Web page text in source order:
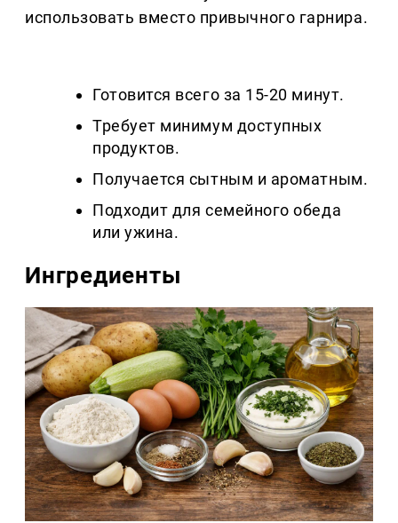
использовать вместо привычного гарнира.
Готовится всего за 15-20 минут.
Требует минимум доступных
продуктов.
Получается сытным и ароматным.
Подходит для семейного обеда
или ужина.
Ингредиенты